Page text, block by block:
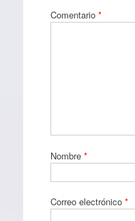
Comentario *
Nombre *
Correo electrónico *